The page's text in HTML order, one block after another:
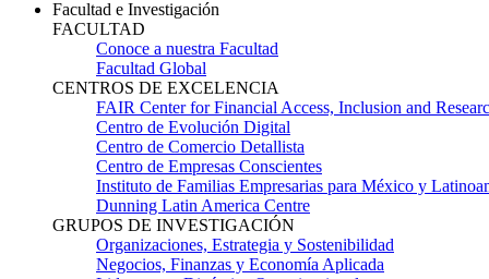
Facultad e Investigación
FACULTAD
Conoce a nuestra Facultad
Facultad Global
CENTROS DE EXCELENCIA
FAIR Center for Financial Access, Inclusion and
Centro de Evolución Digital
Centro de Comercio Detallista
Centro de Empresas Conscientes
Instituto de Familias Empresarias para México y
Dunning Latin America Centre
GRUPOS DE INVESTIGACIÓN
Organizaciones, Estrategia y Sostenibilidad
Negocios, Finanzas y Economía Aplicada